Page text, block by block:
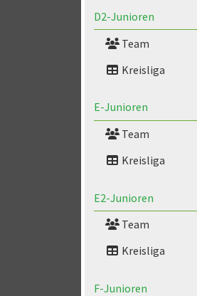
D2-Junioren
Team
Kreisliga
E-Junioren
Team
Kreisliga
E2-Junioren
Team
Kreisliga
F-Junioren